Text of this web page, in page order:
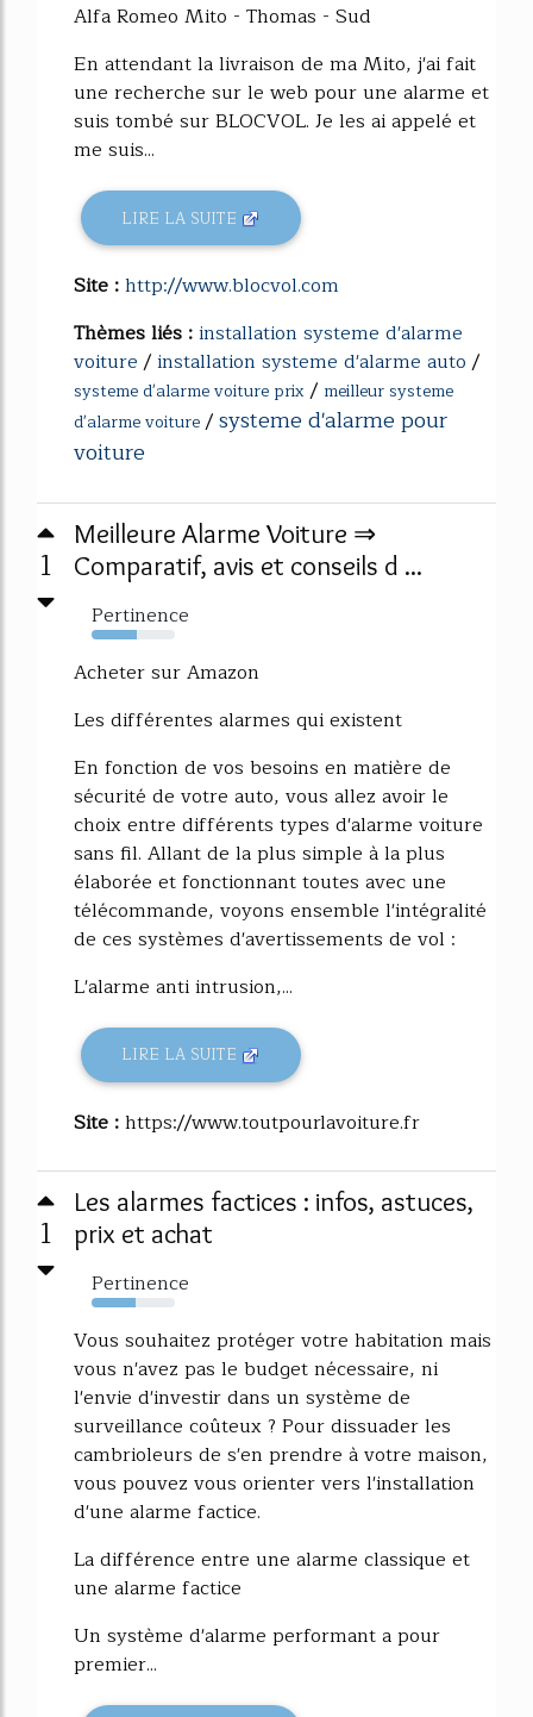
Alfa Romeo Mito - Thomas - Sud
En attendant la livraison de ma Mito, j'ai fait
une recherche sur le web pour une alarme et
suis tombé sur BLOCVOL. Je les ai appelé et
me suis...
LIRE LA SUITE
Site :http://www.blocvol.com
Thèmes liés :installation systeme d'alarme
voiture/installation systeme d'alarme auto/
systeme d'alarme voiture prix/ meilleur systeme
d'alarme voiture/systeme d'alarme pour
voiture
1
Meilleure Alarme Voiture ⇒
Comparatif, avis et conseils d ...
Pertinence
54%
Acheter sur Amazon
Les différentes alarmes qui existent
En fonction de vos besoins en matière de
sécurité de votre auto, vous allez avoir le
choix entre différents types d'alarme voiture
sans fil. Allant de la plus simple à la plus
élaborée et fonctionnant toutes avec une
télécommande, voyons ensemble l'intégralité
de ces systèmes d'avertissements de vol :
L'alarme anti intrusion,...
LIRE LA SUITE
Site :https://www.toutpourlavoiture.fr
1
Les alarmes factices : infos, astuces,
prix et achat
Pertinence
53%
Vous souhaitez protéger votre habitation mais
vous n'avez pas le budget nécessaire, ni
l'envie d'investir dans un système de
surveillance coûteux ? Pour dissuader les
cambrioleurs de s'en prendre à votre maison,
vous pouvez vous orienter vers l'installation
d'une alarme factice.
La différence entre une alarme classique et
une alarme factice
Un système d'alarme performant a pour
premier...